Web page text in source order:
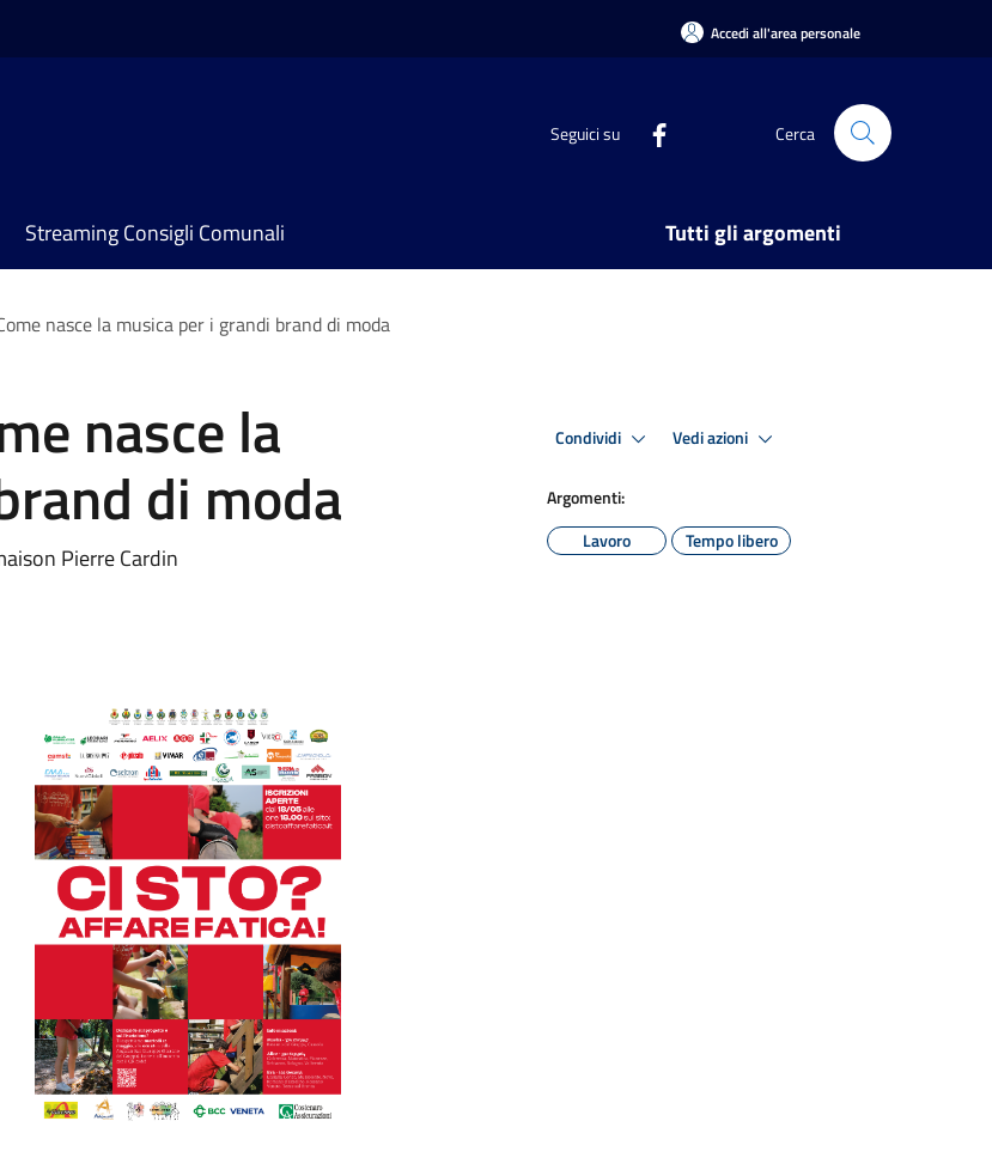
Accedi all'area personale
Seguici su Cerca
Streaming Consigli Comunali Tutti gli argomenti
nasce la musica per i grandi brand di moda
nasce la
di moda
Pierre Cardin
Condividi Vedi azioni
Argomenti:
Lavoro
Tempo libero